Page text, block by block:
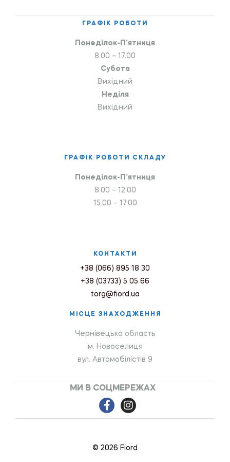
ГРАФІК РОБОТИ
Понеділок-П’ятниця
8.00 – 17.00
Субота
Вихідний
Неділя
Вихідний
ГРАФІК РОБОТИ СКЛАДУ
Понеділок-П’ятниця
8.00 – 12.00
15.00 – 17.00
КОНТАКТИ
+38 (066) 895 18 30
+38 (03733) 5 05 66
torg@fiord.ua
МІСЦЕ ЗНАХОДЖЕННЯ
Чернівецька область
м. Новоселиця
вул. Автомобілістів 9
МИ В СОЦМЕРЕЖАХ
© 2026 Fiord